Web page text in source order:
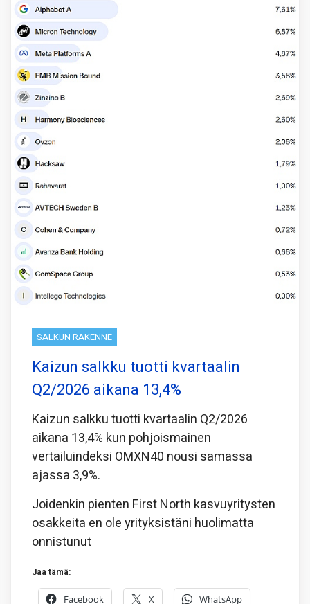
SALKUN RAKENNE
Kaizun salkku tuotti kvartaalin
Q2/2026 aikana 13,4%
Kaizun salkku tuotti kvartaalin Q2/2026
aikana 13,4% kun pohjoismainen
vertailuindeksi OMXN40 nousi samassa
ajassa 3,9%.
Joidenkin pienten First North kasvuyritysten
osakkeita en ole yrityksistäni huolimatta
onnistunut
Jaa tämä:
Facebook X WhatsApp